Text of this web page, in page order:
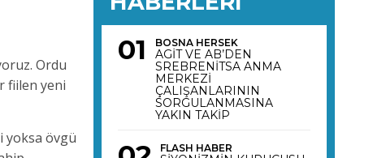
Ordu
fiilen yeni
yoksa övgü
BOSNA HERSEK
AGİT VE AB’DEN
SREBRENİTSA ANMA
MERKEZİ
ÇALIŞANLARININ
SORGULANMASINA
YAKIN TAKİP
FLASH HABER